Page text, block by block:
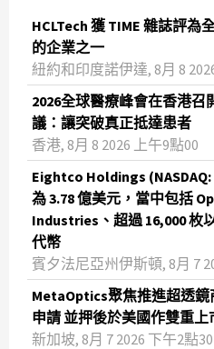
HCLTech 獲 TIME 雜誌評為
的企業之一
紐約和印度諾伊達, 8月 8
2026全球醫療峰會在香港召
議：讓突破真正抵達患者
香港, 8月 8 2026 上午9點00
Eightco Holdings
為 3.78 億美元，當中包括
Industries、超過 16,000 枚
代幣
賓夕法尼亞州伊斯頓, 8月 7
MetaOptics聚焦推進超透
申請 並押後於美國作雙重上
新加坡, 8月 7 2026 下午2點30